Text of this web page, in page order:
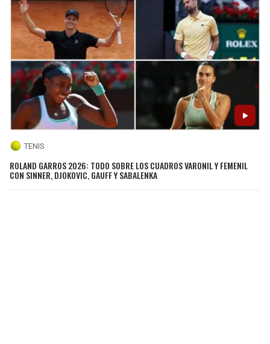
TENIS
ROLAND GARROS 2026: TODO SOBRE LOS CUADROS VARONIL Y FEMENIL
CON SINNER, DJOKOVIC, GAUFF Y SABALENKA